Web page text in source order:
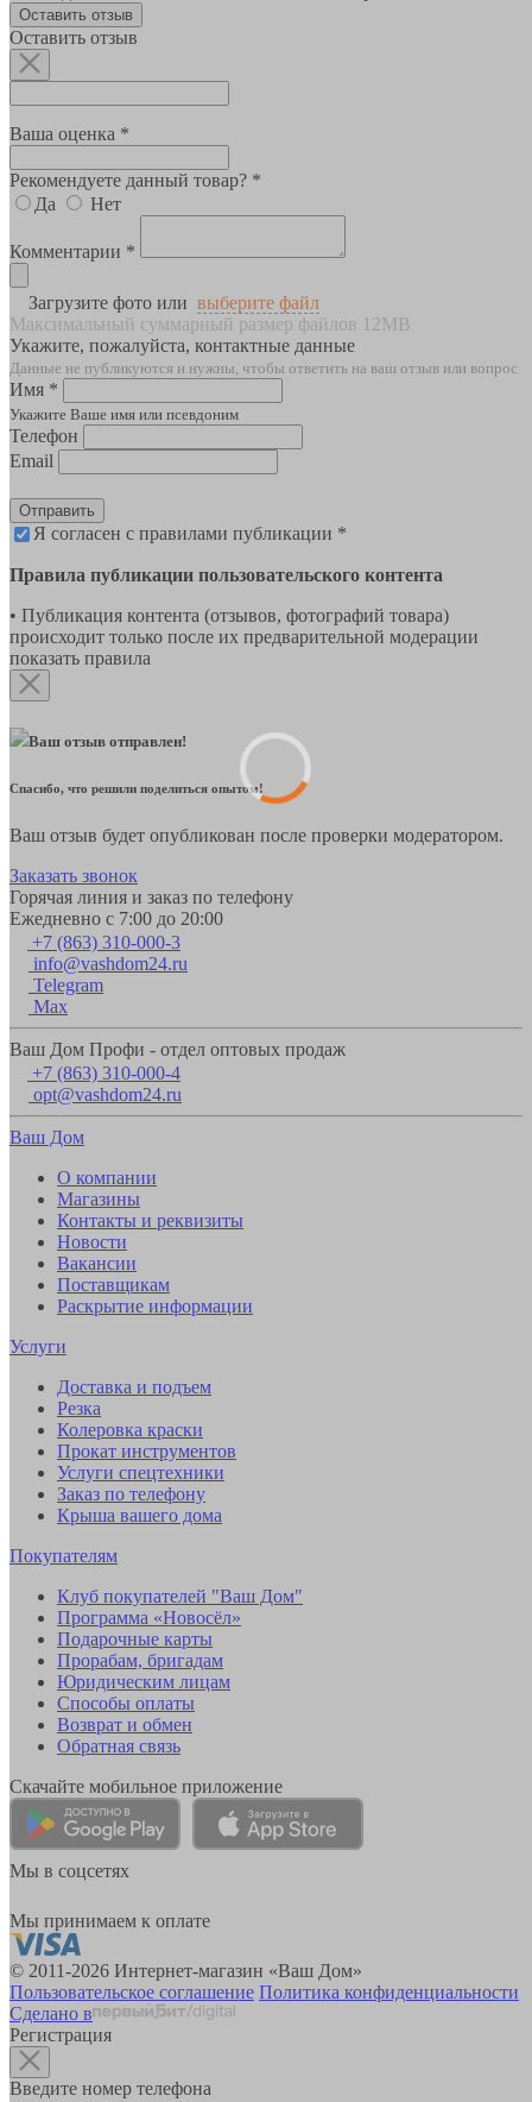
Оставить отзыв
Оставить отзыв
Ваша оценка *
Рекомендуете данный товар? *
Да
Нет
Комментарии *
Загрузите фото или выберите файл
Максимальный суммарный размер файлов 12MB
Укажите, пожалуйста, контактные данные
Данные не публикуются и нужны, чтобы ответить на ваш отзыв или вопрос
Имя *
Укажите Ваше имя или псевдоним
Телефон
Email
Отправить
Я согласен с правилами публикации *
Правила публикации пользовательского контента
• Публикация контента (отзывов, фотографий товара)
происходит только после их предварительной модерации
показать правила
Ваш отзыв отправлен!
Спасибо, что решили поделиться опытом!
Ваш отзыв будет опубликован после проверки модератором.
Заказать звонок
Горячая линия и заказ по телефону
Ежедневно с 7:00 до 20:00
+7 (863) 310-000-3
info@vashdom24.ru
Telegram
Max
Ваш Дом Профи - отдел оптовых продаж
+7 (863) 310-000-4
opt@vashdom24.ru
Ваш Дом
О компании
Магазины
Контакты и реквизиты
Новости
Вакансии
Поставщикам
Раскрытие информации
Услуги
Доставка и подъем
Резка
Колеровка краски
Прокат инструментов
Услуги спецтехники
Заказ по телефону
Крыша вашего дома
Покупателям
Клуб покупателей "Ваш Дом"
Программа «Новосёл»
Подарочные карты
Прорабам, бригадам
Юридическим лицам
Способы оплаты
Возврат и обмен
Обратная связь
Скачайте мобильное приложение
Мы в соцсетях
Мы принимаем к оплате
© 2011-2026 Интернет-магазин «Ваш Дом»
Пользовательское соглашение Политика конфиденциальности
Сделано в
Регистрация
Введите номер телефона